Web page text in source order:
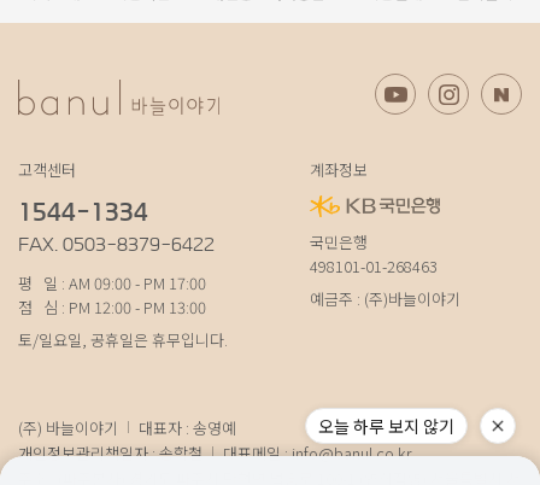
고객센터
1544-1334
FAX. 0503-8379-6422
평 일 : AM 09:00 - PM 17:00
점 심 : PM 12:00 - PM 13:00
토/일요일, 공휴일은 휴무입니다.
계좌정보
국민은행
498101-01-268463
예금주 : (주)바늘이야기
(주) 바늘이야기
대표자 : 송영예
개인정보관리책임자 : 송학철
대표메일 :info@banul.co.kr
오늘 하루 보지 않기